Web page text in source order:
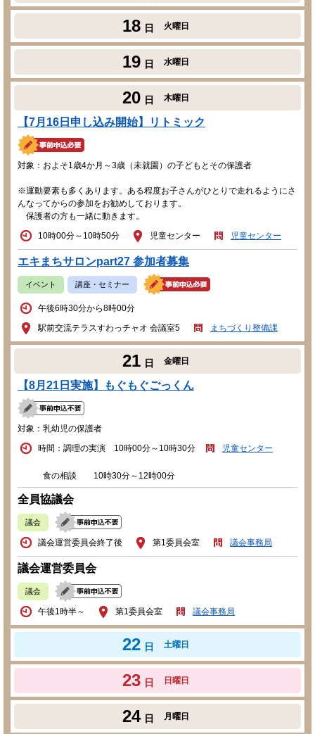
18 日 火曜日
19 日 水曜日
20 日 木曜日
【7月16日申し込み開始】リトミック
対象：およそ1歳4か月～3歳（未就園）の子どもとその保護者
※運動要素も多くあります。ある程度お子さんがひとりで走れるようにさ
んなってからの参加をお勧めしております。
保護者の方も一緒に動きます。
10時00分～10時50分
児童センター 児童センター
エキまちサロンpart27 参加者募集
イベント 講座・セミナー
午後6時30分から8時00分
駅前交流テラスすわっチャオ 会議室5
まちづくり整備課
21 日 金曜日
【8月21日実施】もぐもぐごっくん
対象：乳幼児の保護者
時間：調理の実演 10時00分～10時30分
食の相談 10時30分～12時00分
児童センター
全員協議会
議会
議会運営委員会終了後 第1委員会室 議会事務局
議会運営委員会
議会
午後1時半～ 第1委員会室 議会事務局
22 日 土曜日
23 日 日曜日
24 日 月曜日